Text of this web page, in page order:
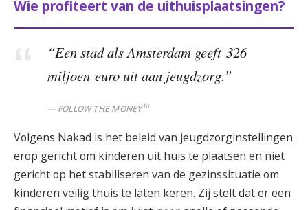
Wie profiteert van de uithuisplaatsingen?
“Een stad als Amsterdam geeft 326
miljoeneuro uit aan jeugdzorg.”
FOLLOW THE MONEY16
Volgens Nakad is het beleid van jeugdzorginstellingen
erop gericht om kinderen uit huis te plaatsen en niet
gericht op het stabiliseren van de gezinssituatie om
kinderen veilig thuis te laten keren. Zij stelt dat er een